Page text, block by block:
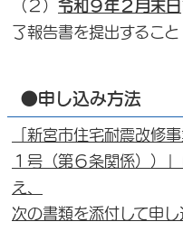
（２） 令和９年２月末日
了報告書を提出すること
●申し込み方法
「新宮市住宅耐震改修
１号（第６条関係））
え、
次の書類を添付して申し